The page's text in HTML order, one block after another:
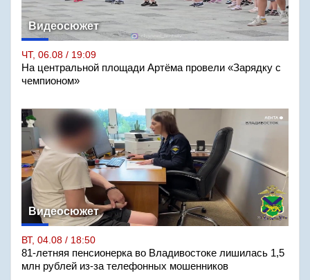
Видеосюжет
ЧТ, 06.08 / 19:09
На центральной площади Артёма провели «Зарядку с
чемпионом»
Видеосюжет
ВТ, 04.08 / 18:50
81-летняя пенсионерка во Владивостоке лишилась 1,5
млн рублей из-за телефонных мошенников